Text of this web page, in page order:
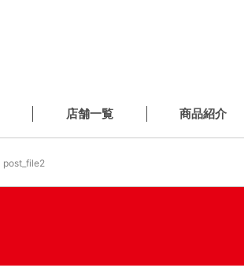
店舗一覧 商品紹介
post_file2